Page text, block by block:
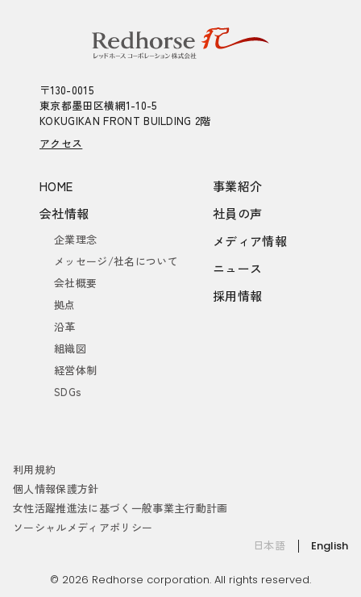
〒130-0015
東京都墨田区横網1-10-5
KOKUGIKAN FRONT BUILDING 2階
アクセス
HOME
会社情報
企業理念
メッセージ/社名について
会社概要
拠点
沿革
組織図
経営体制
SDGs
事業紹介
社員の声
メディア情報
ニュース
採用情報
利用規約
個人情報保護方針
女性活躍推進法に基づく一般事業主行動計画
ソーシャルメディアポリシー
日本語
English
© 2026 Redhorse corporation. All rights reserved.